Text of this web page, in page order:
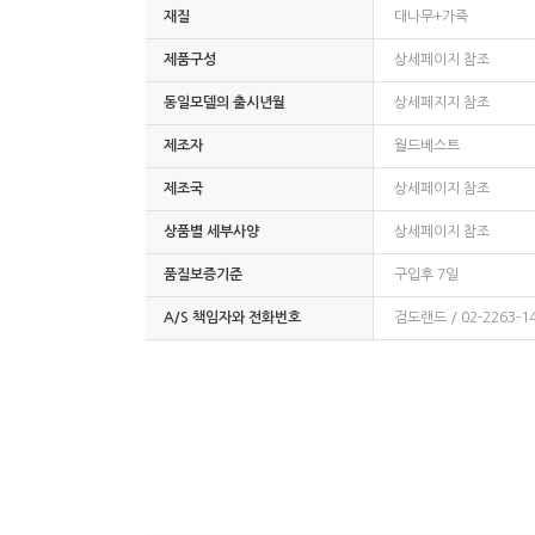
재질 대나무+가죽
제품구성 상세페이지 참조
동일모델의 출시년월 상세페지지 참조
제조자 월드베스트
제조국 상세페이지 참조
상품별 세부사양 상세페이지 참조
품질보증기준 구입후 7일
A/S 책임자와 전화번호 검도랜드 / 02-2263-